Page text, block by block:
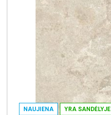
NAUJIENA YRA SANDĖLYJE